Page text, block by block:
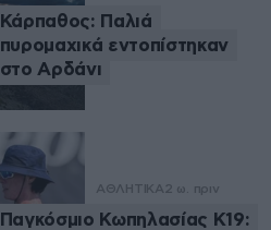
Κάρπαθος: Παλιά
πυρομαχικά εντοπίστηκαν
στο Αρδάνι
ΑΘΛΗΤΙΚΑ 2 ω. πριν
Παγκόσμιο Κωπηλασίας Κ19: